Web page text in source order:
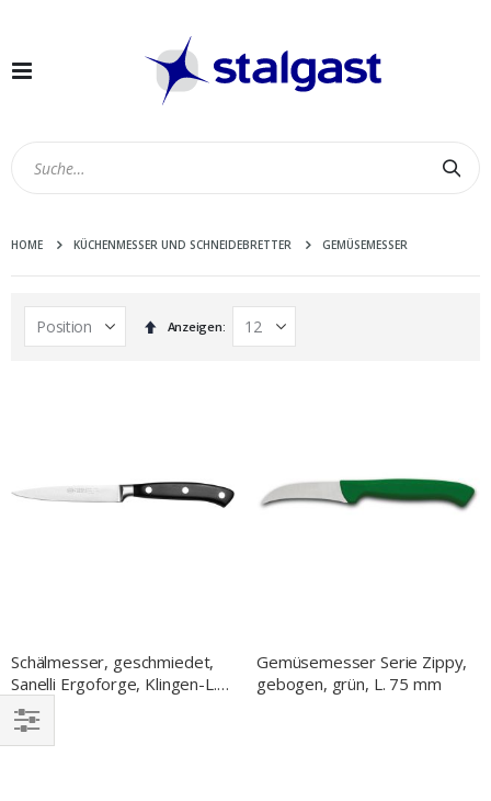
Navigation
HOME KÜCHENMESSER UND SCHNEIDEBRETTER GEMÜSEMESSER
In
absteigender
Anzeigen
Schälmesser, geschmiedet,
Sanelli Ergoforge, Klingen-L.
100 mm
Gemüsemesser Serie Zippy,
gebogen, grün, L. 75 mm
EINKAUFEN